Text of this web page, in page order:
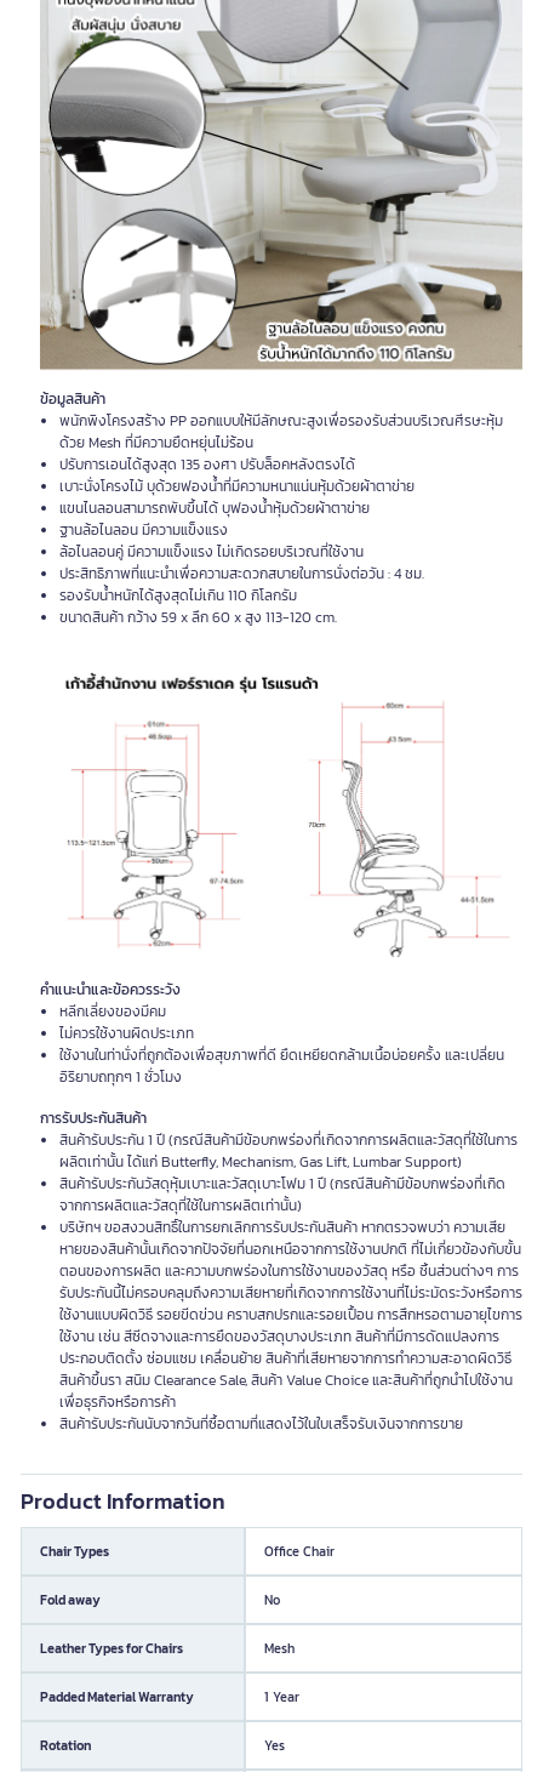
ข้อมูลสินค้า
พนักพิงโครงสร้าง PP ออกแบบให้มีลักษณะสูงเพื่อรองรับส่วนบริเวณศีรษะหุ้ม
ด้วย Mesh ที่มีความยืดหยุ่นไม่ร้อน
ปรับการเอนได้สูงสุด 135 องศา ปรับล็อคหลังตรงได้
เบาะนั่งโครงไม้ บุด้วยฟองน้ำที่มีความหนาแน่นหุ้มด้วยผ้าตาข่าย
แขนไนลอนสามารถพับขึ้นได้ บุฟองน้ำหุ้มด้วยผ้าตาข่าย
ฐานล้อไนลอน มีความแข็งแรง
ล้อไนลอนคู่ มีความแข็งแรง ไม่เกิดรอยบริเวณที่ใช้งาน
ประสิทธิภาพที่แนะนำเพื่อความสะดวกสบายในการนั่งต่อวัน : 4 ชม.
รองรับน้ำหนักได้สูงสุดไม่เกิน 110 กิโลกรัม
ขนาดสินค้า กว้าง 59 x ลึก 60 x สูง 113-120 cm.
คำแนะนำและข้อควรระวัง
หลีกเลี่ยงของมีคม
ไม่ควรใช้งานผิดประเภท
ใช้งานในท่านั่งที่ถูกต้องเพื่อสุขภาพที่ดี ยืดเหยียดกล้ามเนื้อบ่อยครั้ง และเปลี่ยน
อิริยาบถทุกๆ 1 ชั่วโมง
การรับประกันสินค้า
สินค้ารับประกัน 1 ปี (กรณีสินค้ามีข้อบกพร่องที่เกิดจากการผลิตและวัสดุที่ใช้ในการ
ผลิตเท่านั้น ได้แก่ Butterfly, Mechanism, Gas Lift, Lumbar Support)
สินค้ารับประกันวัสดุหุ้มเบาะและวัสดุเบาะโฟม 1 ปี (กรณีสินค้ามีข้อบกพร่องที่เกิด
จากการผลิตและวัสดุที่ใช้ในการผลิตเท่านั้น)
บริษัทฯ ขอสงวนสิทธิ์ในการยกเลิกการรับประกันสินค้า หากตรวจพบว่า ความเสีย
หายของสินค้านั้นเกิดจากปัจจัยที่นอกเหนือจากการใช้งานปกติ ที่ไม่เกี่ยวข้องกับขั้น
ตอนของการผลิต และความบกพร่องในการใช้งานของวัสดุ หรือ ชิ้นส่วนต่างๆ การ
รับประกันนี้ไม่ครอบคลุมถึงความเสียหายที่เกิดจากการใช้งานที่ไม่ระมัดระวังหรือการ
ใช้งานแบบผิดวิธี รอยขีดข่วน คราบสกปรกและรอยเปื้อน การสึกหรอตามอายุไขการ
ใช้งาน เช่น สีซีดจางและการยืดของวัสดุบางประเภท สินค้าที่มีการดัดแปลงการ
ประกอบติดตั้ง ซ่อมแซม เคลื่อนย้าย สินค้าที่เสียหายจากการทำความสะอาดผิดวิธี
สินค้าขึ้นรา สนิม Clearance Sale, สินค้า Value Choice และสินค้าที่ถูกนำไปใช้งาน
เพื่อธุรกิจหรือการค้า
สินค้ารับประกันนับจากวันที่ซื้อตามที่แสดงไว้ในใบเสร็จรับเงินจากการขาย
Product Information
Chair Types Office Chair
Fold away No
Leather Types for Chairs Mesh
Padded Material Warranty 1 Year
Rotation Yes